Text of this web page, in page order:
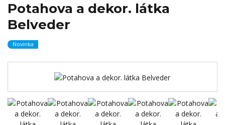
Potahova a dekor. látka
Belveder
Novinka